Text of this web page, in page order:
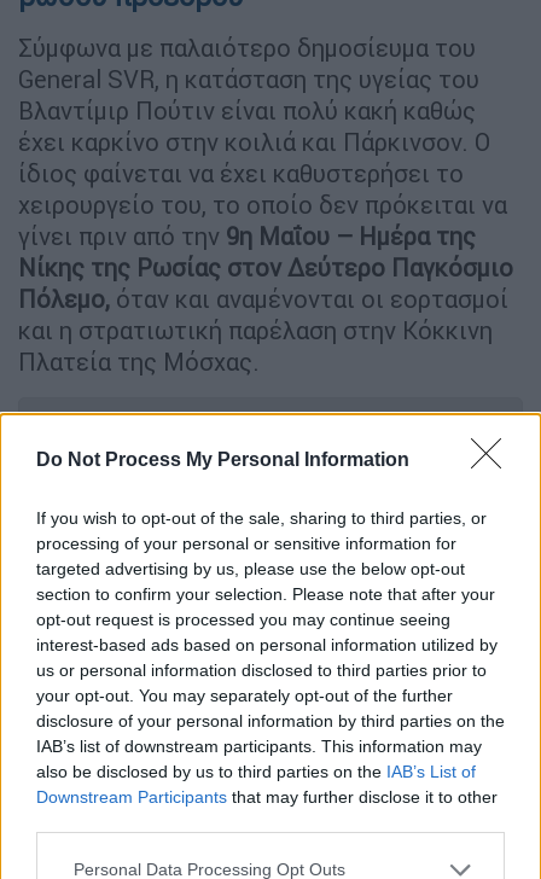
Do Not Process My Personal Information
If you wish to opt-out of the sale, sharing to third parties, or
processing of your personal or sensitive information for
targeted advertising by us, please use the below opt-out
section to confirm your selection. Please note that after your
opt-out request is processed you may continue seeing
interest-based ads based on personal information utilized by
us or personal information disclosed to third parties prior to
your opt-out. You may separately opt-out of the further
disclosure of your personal information by third parties on the
IAB’s list of downstream participants. This information may
also be disclosed by us to third parties on the IAB’s List of
Downstream Participants that may further disclose it to other
Please note that this website/app uses one or more Google
Personal Data Processing Opt Outs
Σύμφωνα με παλαιότερο δημοσίευμα του
General SVR, η κατάσταση της υγείας του
Βλαντίμιρ Πούτιν είναι πολύ κακή καθώς
έχει καρκίνο στην κοιλιά και Πάρκινσον. Ο
ίδιος φαίνεται να έχει καθυστερήσει το
χειρουργείο του, το οποίο δεν πρόκειται να
γίνει πριν από την 9η Μαΐου – Ημέρα της
Νίκης της Ρωσίας στον Δεύτερο Παγκόσμιο
Πόλεμο, όταν και αναμένονται οι εορτασμοί
και η στρατιωτική παρέλαση στην Κόκκινη
Πλατεία της Μόσχας.
Στα ύψη η διπλωματική σύγκρουση
για τον «Εβραίο Χίτλερ» - «Στηρίζετε
νεοναζί», απαντά η Ρωσία στο Ισραήλ
Κόσμος|03.05.2022 12:11
Ακραίος χαρακτηρισμός του
Ουκρανού πρέσβη σε Σολτς -
«Φέρεται σαν προσβεβλημένο
λουκάνικο»